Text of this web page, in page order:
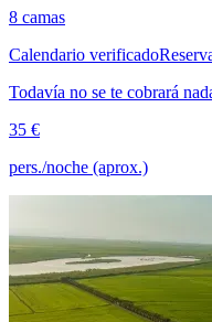
8 camas
Calendario verificado
Todavía no se te cobrará
35 €
pers./noche (aprox.)